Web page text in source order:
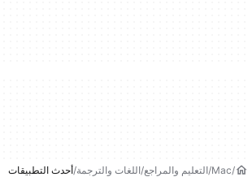
Mac التعليم والمراجع اللغات والترجمة أحدث التطبيقات